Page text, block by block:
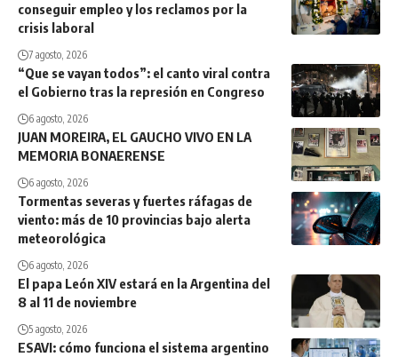
conseguir empleo y los reclamos por la
crisis laboral
7 agosto, 2026
“Que se vayan todos”: el canto viral contra
el Gobierno tras la represión en Congreso
6 agosto, 2026
JUAN MOREIRA, EL GAUCHO VIVO EN LA
MEMORIA BONAERENSE
6 agosto, 2026
Tormentas severas y fuertes ráfagas de
viento: más de 10 provincias bajo alerta
meteorológica
6 agosto, 2026
El papa León XIV estará en la Argentina del
8 al 11 de noviembre
5 agosto, 2026
ESAVI: cómo funciona el sistema argentino